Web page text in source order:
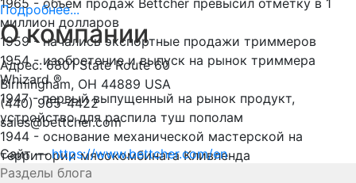
1965 - объем продаж Bettcher превысил отметку в 1
миллион долларов
1959 - начались экспортные продажи триммеров
1954 - изобретение и выпуск на рынок триммера
Whizard ®
1947 - первый выпущенный на рынок продукт,
устройство для распила туш пополам
1944 - основание механической мастерской на
территории мясокомбината Кливленда
Подробнее...
О компании
Адрес: 6801 State Route 60
Birmingham, OH 44889 USA
(440) 965-4422
sales@bettcher.com
Сайт —https://www.bettcher.com/en
Разделы блога